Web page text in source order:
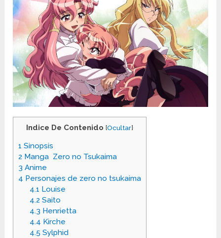
Indice De Contenido [Ocultar]
1 Sinopsis
2 Manga Zero no Tsukaima
3 Anime
4 Personajes de zero no tsukaima
4.1 Louise
4.2 Saito
4.3 Henrietta
4.4 Kirche
4.5 Sylphid